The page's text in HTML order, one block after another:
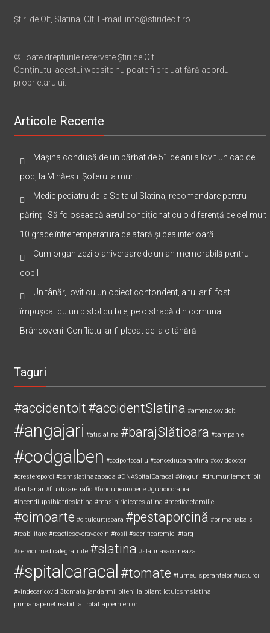
Știri de Olt, Slatina, Olt, E-mail: info@stirideolt.ro.
©Toate drepturile rezervate Știri de Olt.
Conținutul acestui website nu poate fi preluat fără acordul
proprietarului.
Articole Recente
Mașina condusă de un bărbat de 51 de ani a lovit un cap de
pod, la Mihăești. Șoferul a murit
Medic pediatru de la Spitalul Slatina, recomandare pentru
părinți: Să folosească aerul condiționat cu o diferență de cel mult
10 grade între temperatura de afară și cea interioară
Cum organizezi o aniversare de un an memorabilă pentru
copil
Un tânăr, lovit cu un obiect contondent, altul ar fi fost
împușcat cu un pistol cu bile, pe o stradă din comuna
Brâncoveni. Conflictul ar fi plecat de la o tânără
Taguri
#accidentolt #accidentSlatina #amenzicovidolt
#angajari #atislatina #barajSlătioara #campanie
#codgalben #codportocaliu #concediucarantina #coviddoctor
#crestereporci #csmslatinazapada #DNASpitalCaracal #droguri #drumurilemortiiolt
#fantanar #fluidizaretrafic #fondurieuropene #gunoicorabia
#incendiupsihiatrieslatina #masiniridicateslatina #medicdefamilie
#oimoarte #oltulcurtisoara #pestaporcină #primariabals
#reabilitare #reactieseveravaccin #rosii #sacrificaremiel #targ
#serviciimedicalegratuite #slatina #slatinavaccineaza
#spitalcaracal #tomate #turneulsperantelor #usturoi
#vindecaricovid 3tomata jandarmii olteni la bilant lotulcsmslatina
primariaperietireabilitat rotatiapremierilor